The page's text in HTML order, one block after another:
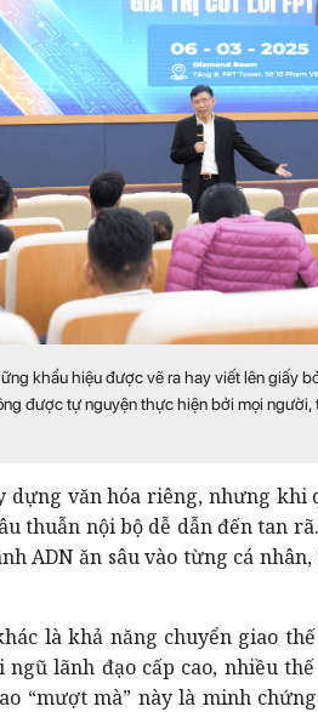
khẩu hiệu được vẽ ra hay viết lên giấy
được tự nguyện thực hiện bởi mọi người,
dựng văn hóa riêng, nhưng khi
thuẫn nội bộ dễ dẫn đến tan
ADN ăn sâu vào từng cá
là khả năng chuyển giao thế
ngũ lãnh đạo cấp cao, nhiều
“mượt mà” này là minh